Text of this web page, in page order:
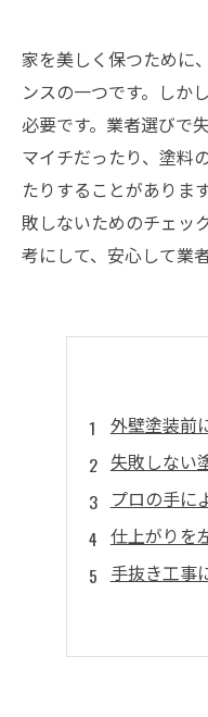
家を美しく保つために
ンスの一つです。しか
必要です。業者選びで
マイチだったり、塗料
たりすることがありま
敗しないためのチェッ
考にして、安心して業
外壁塗装前
失敗しない
プロの手に
仕上がりを
手抜き工事